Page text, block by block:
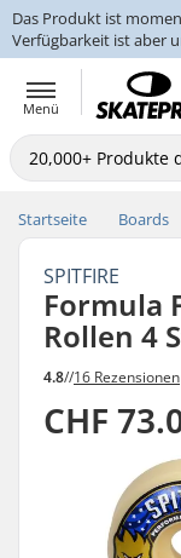
Das Produkt ist
Verfügbarkeit ist aber
Menü
Startseite Boards
SPITFIRE
Formula
Rollen 4
4.8//16 Rezensionen
CHF